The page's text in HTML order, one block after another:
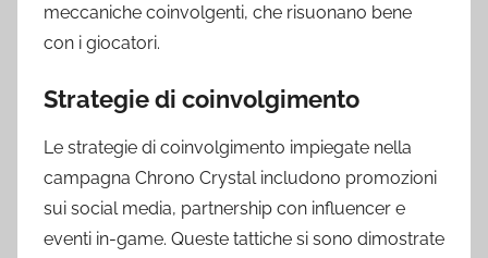
meccaniche coinvolgenti, che risuonano bene
con i giocatori.
Strategie di coinvolgimento
Le strategie di coinvolgimento impiegate nella
campagna Chrono Crystal includono promozioni
sui social media, partnership con influencer e
eventi in-game. Queste tattiche si sono dimostrate